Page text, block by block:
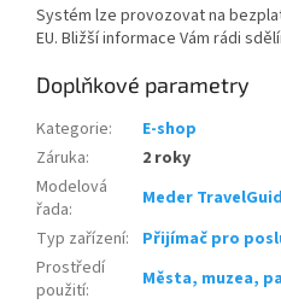
Systém lze provozovat na
EU. Bližší informace Vám rádi
Doplňkové parametry
Kategorie:
E-shop
Záruka:
2 roky
Modelová
řada:
Meder
Typ zařízení:
Přijímač pro
Prostředí
použití:
Města, muzea,